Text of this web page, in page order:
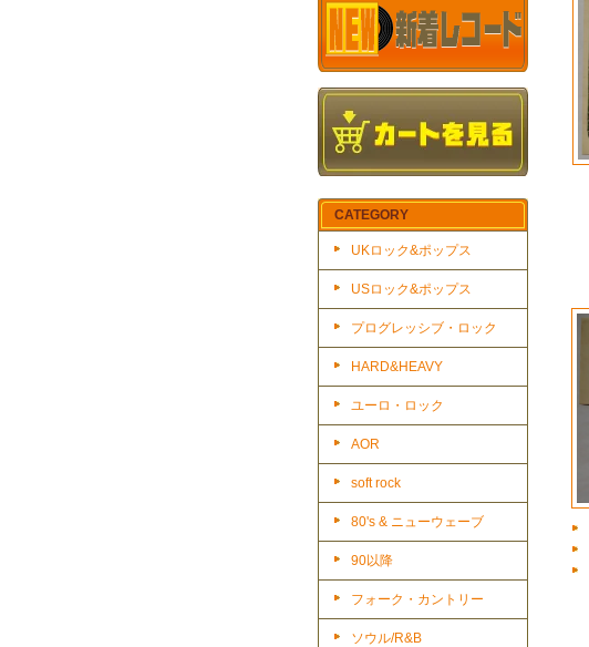
CATEGORY
UKロック&ポップス
USロック&ポップス
プログレッシブ・ロック
HARD&HEAVY
ユーロ・ロック
AOR
soft rock
80's & ニューウェーブ
90以降
フォーク・カントリー
ソウル/R&B